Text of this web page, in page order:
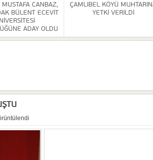
BÜLENT ECEVİT ÜNİVERSİTESİ
MUSTAFA CANBAZ,
BÜLENT ECEVİT
ADAY OLDU
ÇAMLIBEL KÖYÜ
YETKİ VERİLDİ